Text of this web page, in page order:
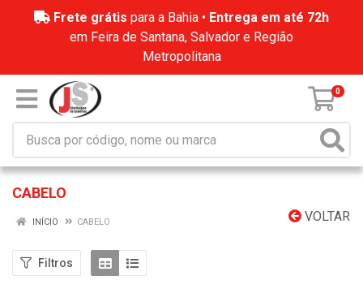
Frete grátis para a Bahia • Entrega em até 72h
em Feira de Santana, Salvador e Região
Metropolitana
0
CABELO
VOLTAR
INÍCIO CABELO
Filtros